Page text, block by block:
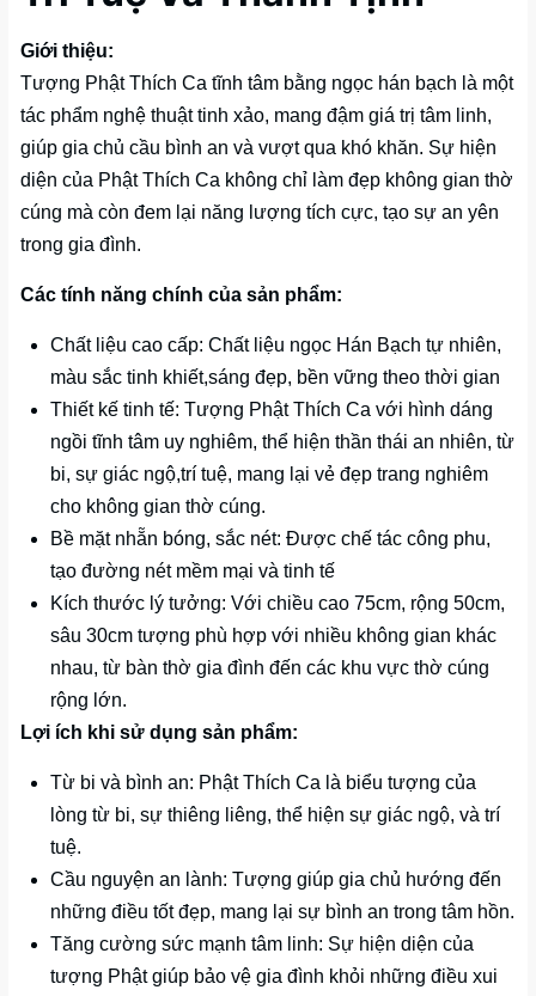
Giới thiệu:
Tượng Phật Thích Ca tĩnh tâm bằng ngọc hán bạch là một
tác phẩm nghệ thuật tinh xảo, mang đậm giá trị tâm linh,
giúp gia chủ cầu bình an và vượt qua khó khăn. Sự hiện
diện của Phật Thích Ca không chỉ làm đẹp không gian thờ
cúng mà còn đem lại năng lượng tích cực, tạo sự an yên
trong gia đình.
Các tính năng chính của sản phẩm:
Chất liệu cao cấp: Chất liệu ngọc Hán Bạch tự nhiên,
màu sắc tinh khiết,sáng đẹp, bền vững theo thời gian
Thiết kế tinh tế: Tượng Phật Thích Ca với hình dáng
ngồi tĩnh tâm uy nghiêm, thể hiện thần thái an nhiên, từ
bi, sự giác ngộ,trí tuệ, mang lại vẻ đẹp trang nghiêm
cho không gian thờ cúng.
Bề mặt nhẵn bóng, sắc nét: Được chế tác công phu,
tạo đường nét mềm mại và tinh tế
Kích thước lý tưởng: Với chiều cao 75cm, rộng 50cm,
sâu 30cm tượng phù hợp với nhiều không gian khác
nhau, từ bàn thờ gia đình đến các khu vực thờ cúng
rộng lớn.
Lợi ích khi sử dụng sản phẩm:
Từ bi và bình an: Phật Thích Ca là biểu tượng của
lòng từ bi, sự thiêng liêng, thể hiện sự giác ngộ, và trí
tuệ.
Cầu nguyện an lành: Tượng giúp gia chủ hướng đến
những điều tốt đẹp, mang lại sự bình an trong tâm hồn.
Tăng cường sức mạnh tâm linh: Sự hiện diện của
tượng Phật giúp bảo vệ gia đình khỏi những điều xui